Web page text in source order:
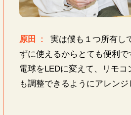
原田 : 実は僕も１つ所有し
ずに使えるからとても便利
電球をLEDに変えて、リモコ
も調整できるようにアレンジ